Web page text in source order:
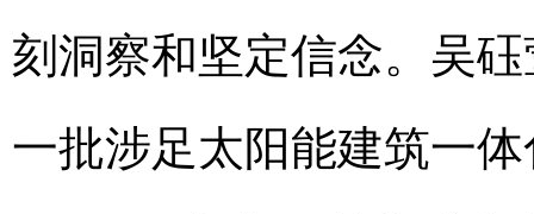
刻洞察和坚定信念。吴
一批涉足太阳能建筑一